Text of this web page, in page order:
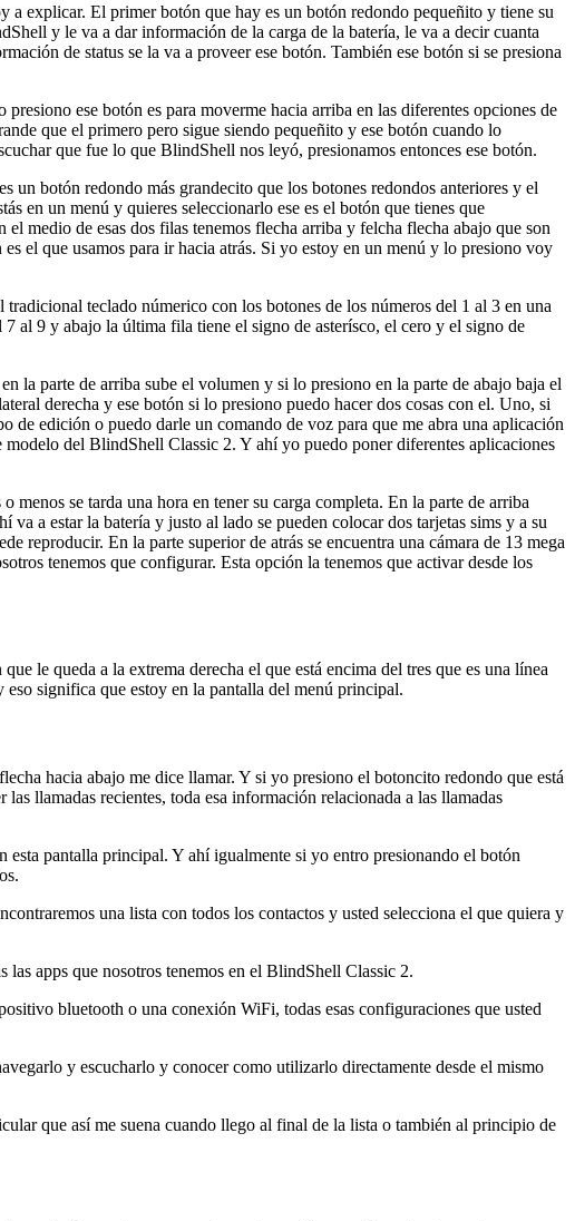
a explicar. El primer botón que hay es un botón redondo pequeñito y tiene su
y le va a dar información de la carga de la batería, le va a decir cuanta
de status se la va a proveer ese botón. También ese botón si se presiona
ese botón es para moverme hacia arriba en las diferentes opciones de
que el primero pero sigue siendo pequeñito y ese botón cuando lo
que fue lo que BlindShell nos leyó, presionamos entonces ese botón.
un botón redondo más grandecito que los botones redondos anteriores y el
en un menú y quieres seleccionarlo ese es el botón que tienes que
medio de esas dos filas tenemos flecha arriba y felcha flecha abajo que son
el que usamos para ir hacia atrás. Si yo estoy en un menú y lo presiono voy
teclado númerico con los botones de los números del 1 al 3 en una
al 9 y abajo la última fila tiene el signo de asterísco, el cero y el signo de
la parte de arriba sube el volumen y si lo presiono en la parte de abajo baja el
derecha y ese botón si lo presiono puedo hacer dos cosas con el. Uno, si
edición o puedo darle un comando de voz para que me abra una aplicación
del BlindShell Classic 2. Y ahí yo puedo poner diferentes aplicaciones
se tarda una hora en tener su carga completa. En la parte de arriba
a estar la batería y justo al lado se pueden colocar dos tarjetas sims y a su
reproducir. En la parte superior de atrás se encuentra una cámara de 13 mega
tenemos que configurar. Esta opción la tenemos que activar desde los
le queda a la extrema derecha el que está encima del tres que es una línea
significa que estoy en la pantalla del menú principal.
hacia abajo me dice llamar. Y si yo presiono el botoncito redondo que está
llamadas recientes, toda esa información relacionada a las llamadas
esta pantalla principal. Y ahí igualmente si yo entro presionando el botón
una lista con todos los contactos y usted selecciona el que quiera y
apps que nosotros tenemos en el BlindShell Classic 2.
bluetooth o una conexión WiFi, todas esas configuraciones que usted
y escucharlo y conocer como utilizarlo directamente desde el mismo
que así me suena cuando llego al final de la lista o también al principio de